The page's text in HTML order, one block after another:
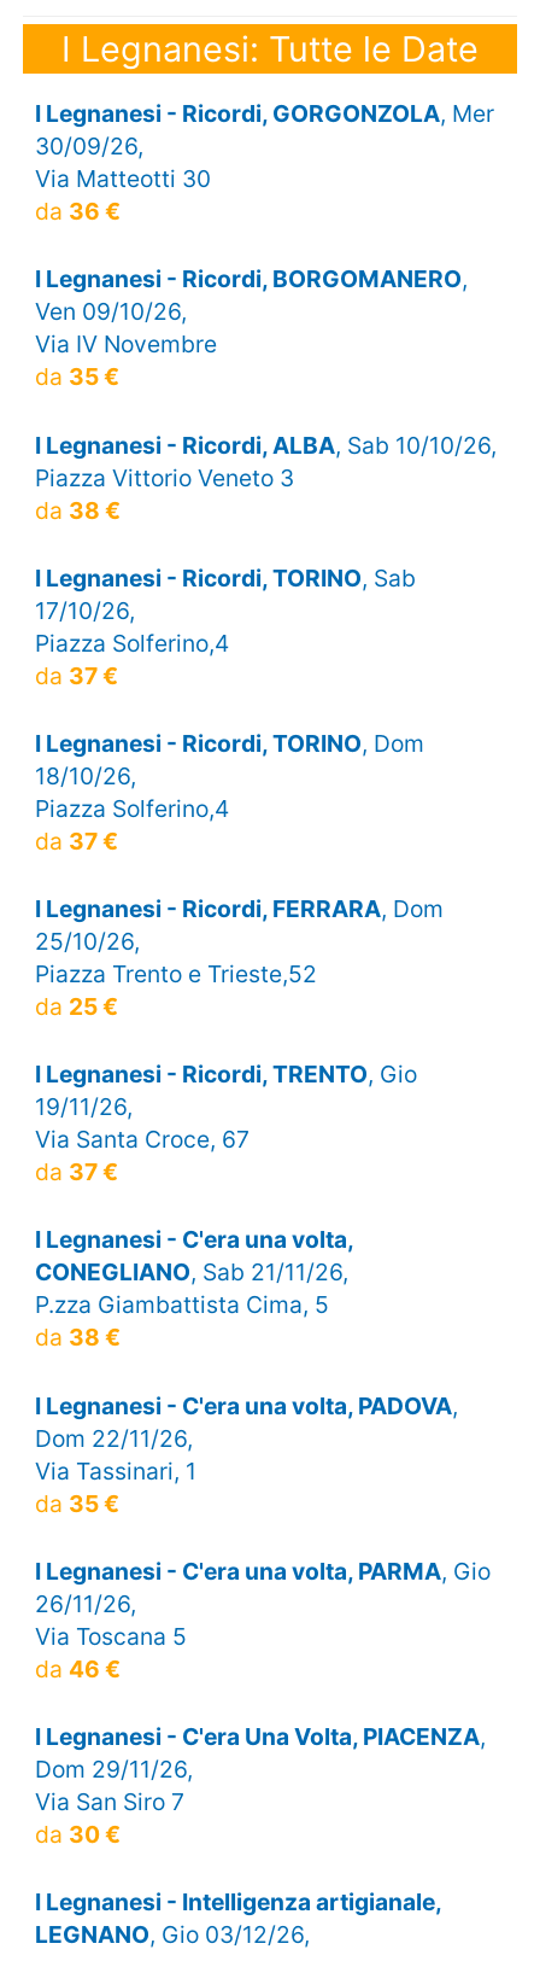
I Legnanesi: Tutte le Date
I Legnanesi - Ricordi, GORGONZOLA, Mer
30/09/26,
Via Matteotti 30
da 36 €
I Legnanesi - Ricordi, BORGOMANERO,
Ven 09/10/26,
Via IV Novembre
da 35 €
I Legnanesi - Ricordi, ALBA, Sab 10/10/26,
Piazza Vittorio Veneto 3
da 38 €
I Legnanesi - Ricordi, TORINO, Sab
17/10/26,
Piazza Solferino,4
da 37 €
I Legnanesi - Ricordi, TORINO, Dom
18/10/26,
Piazza Solferino,4
da 37 €
I Legnanesi - Ricordi, FERRARA, Dom
25/10/26,
Piazza Trento e Trieste,52
da 25 €
I Legnanesi - Ricordi, TRENTO, Gio
19/11/26,
Via Santa Croce, 67
da 37 €
I Legnanesi - C'era una volta,
CONEGLIANO, Sab 21/11/26,
P.zza Giambattista Cima, 5
da 38 €
I Legnanesi - C'era una volta, PADOVA,
Dom 22/11/26,
Via Tassinari, 1
da 35 €
I Legnanesi - C'era una volta, PARMA, Gio
26/11/26,
Via Toscana 5
da 46 €
I Legnanesi - C'era Una Volta, PIACENZA,
Dom 29/11/26,
Via San Siro 7
da 30 €
I Legnanesi - Intelligenza artigianale,
LEGNANO, Gio 03/12/26,